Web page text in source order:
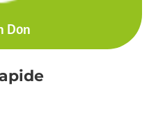
Don